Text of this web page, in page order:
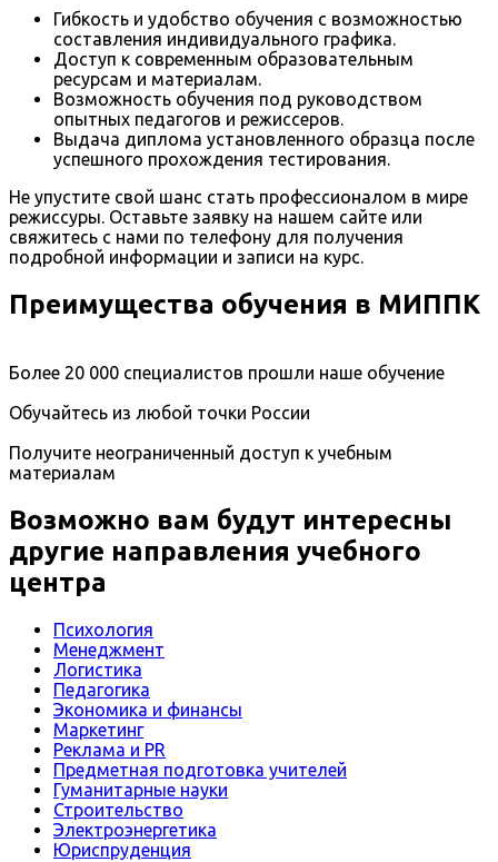
Гибкость и удобство обучения с возможностью
составления индивидуального графика.
Доступ к современным образовательным
ресурсам и материалам.
Возможность обучения под руководством
опытных педагогов и режиссеров.
Выдача диплома установленного образца после
успешного прохождения тестирования.
Не упустите свой шанс стать профессионалом в мире
режиссуры. Оставьте заявку на нашем сайте или
свяжитесь с нами по телефону для получения
подробной информации и записи на курс.
Преимущества обучения в МИППК
Более 20 000 специалистов прошли наше обучение
Обучайтесь из любой точки России
Получите неограниченный доступ к учебным
материалам
Возможно вам будут интересны
другие направления учебного
центра
Психология
Менеджмент
Логистика
Педагогика
Экономика и финансы
Маркетинг
Реклама и PR
Предметная подготовка учителей
Гуманитарные науки
Строительство
Электроэнергетика
Юриспруденция